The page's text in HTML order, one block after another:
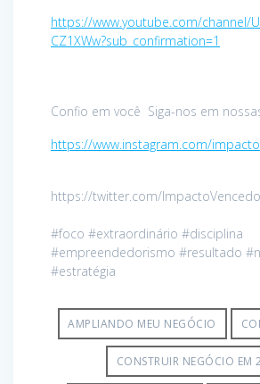
https://www.youtube.com/channel/
CZ1XWw?sub_confirmation=1
Confio em você Siga-nos em
https://www.instagram.com/
https://twitter.com/
#foco #extraordinário #disciplina
#empreendedorismo #resultado
#estratégia
AMPLIANDO MEU NEGÓCIO
CONSTRUIR NEGÓCIO EM